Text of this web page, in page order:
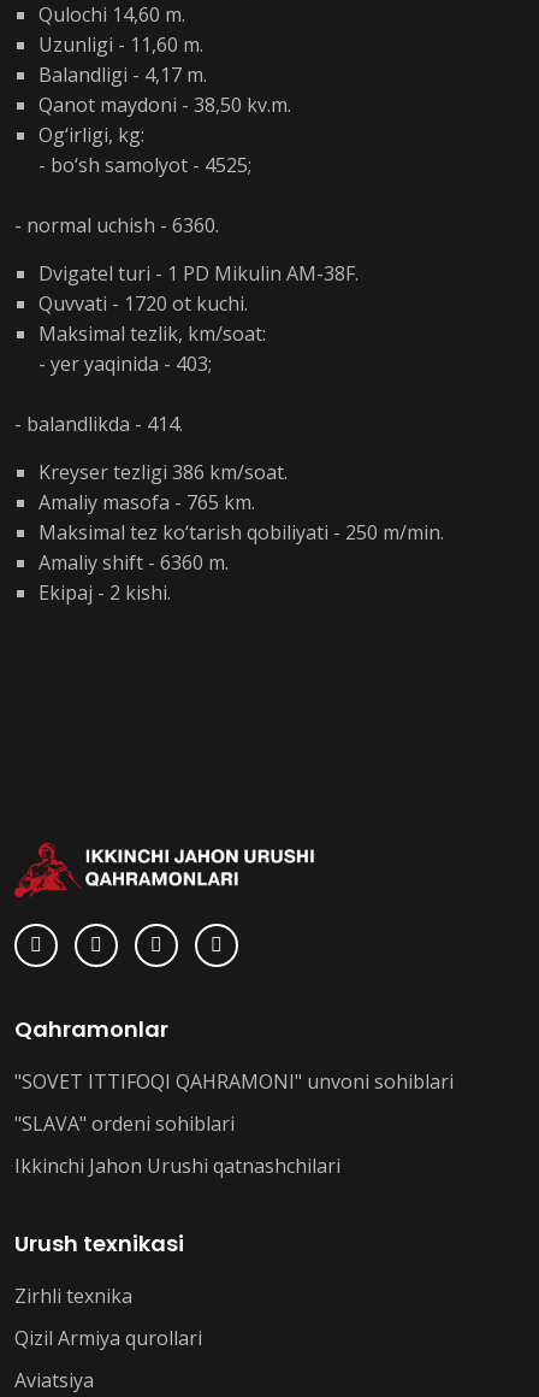
Qulochi 14,60 m.
Uzunligi - 11,60 m.
Balandligi - 4,17 m.
Qanot maydoni - 38,50 kv.m.
Og‘irligi, kg:
- bo‘sh samolyot - 4525;
- normal uchish - 6360.
Dvigatel turi - 1 PD Mikulin AM-38F.
Quvvati - 1720 ot kuchi.
Maksimal tezlik, km/soat:
- yer yaqinida - 403;
- balandlikda - 414.
Kreyser tezligi 386 km/soat.
Amaliy masofa - 765 km.
Maksimal tez ko‘tarish qobiliyati - 250 m/min.
Amaliy shift - 6360 m.
Ekipaj - 2 kishi.
Qahramonlar
"SOVET ITTIFOQI QAHRAMONI" unvoni sohiblari
"SLAVA" ordeni sohiblari
Ikkinchi Jahon Urushi qatnashchilari
Urush texnikasi
Zirhli texnika
Qizil Armiya qurollari
Aviatsiya